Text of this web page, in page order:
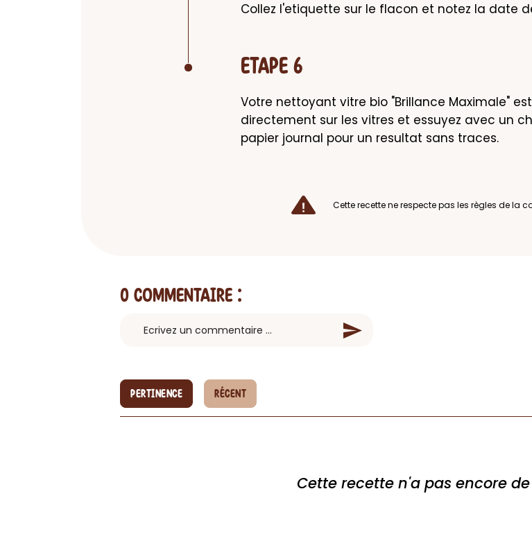
Collez l'etiquette sur le flacon et notez la date
ETAPE 6
Votre nettoyant vitre bio "Brillance Maximale"
directement sur les vitres et essuyez avec un
papier journal pour un resultat sans traces.
Cette recette ne respecte pas les règles de la
0 Commentaire :
PERTINENCE RÉCENT
Cette recette n'a pas encore